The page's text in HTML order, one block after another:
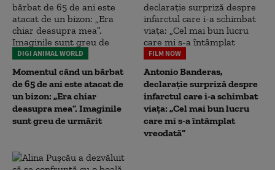
DIGI ANIMAL WORLD
Momentul când un bărbat
de 65 de ani este atacat de
un bizon: „Era chiar
deasupra mea”. Imaginile
sunt greu de urmărit
FILM NOW
Antonio Banderas,
declarație surpriză despre
infarctul care i-a schimbat
viața: „Cel mai bun lucru
care mi s-a întâmplat
vreodată”